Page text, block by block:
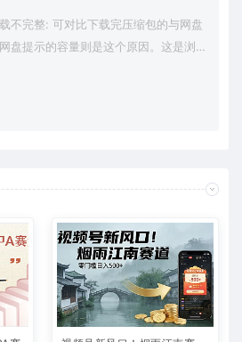
不完整: 可对比下载完压缩包的与网盘
盘提示的容量则是这个原因。这是浏